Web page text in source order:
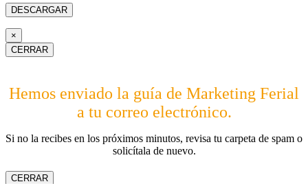
×
CERRAR
Hemos enviado la guía de Marketing Ferial
a tu correo electrónico.
Si no la recibes en los próximos minutos, revisa tu carpeta de spam o
solicítala de nuevo.
CERRAR